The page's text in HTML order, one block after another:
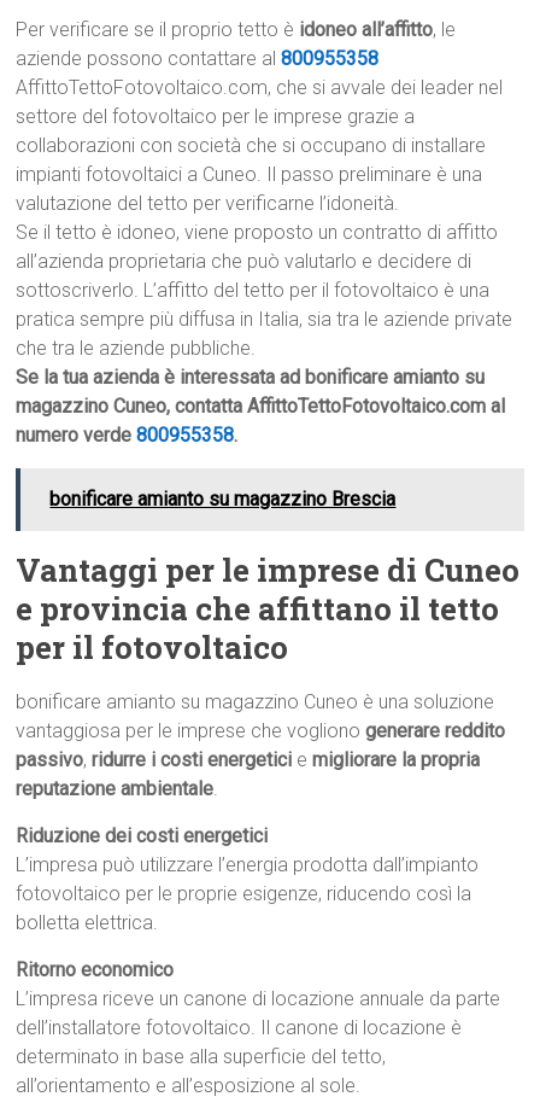
Per verificare se il proprio tetto è idoneo all’affitto, le
aziende possono contattare al800955358
AffittoTettoFotovoltaico.com, che si avvale dei leader nel
settore del fotovoltaico per le imprese grazie a
collaborazioni con società che si occupano di installare
impianti fotovoltaici a Cuneo. Il passo preliminare è una
valutazione del tetto per verificarne l’idoneità.
Se il tetto è idoneo, viene proposto un contratto di affitto
all’azienda proprietaria che può valutarlo e decidere di
sottoscriverlo. L’affitto del tetto per il fotovoltaico è una
pratica sempre più diffusa in Italia, sia tra le aziende private
che tra le aziende pubbliche.
Se la tua azienda è interessata ad bonificare amianto su
magazzino Cuneo, contatta AffittoTettoFotovoltaico.com al
numero verde800955358.
bonificare amianto su magazzino Brescia
Vantaggi per le imprese di Cuneo
e provincia che affittano il tetto
per il fotovoltaico
bonificare amianto su magazzino Cuneo è una soluzione
vantaggiosa per le imprese che voglionogenerare reddito
passivo,ridurre i costi energetici emigliorare la propria
reputazione ambientale.
Riduzione dei costi energetici
L’impresa può utilizzare l’energia prodotta dall’impianto
fotovoltaico per le proprie esigenze, riducendo così la
bolletta elettrica.
Ritorno economico
L’impresa riceve un canone di locazione annuale da parte
dell’installatore fotovoltaico. Il canone di locazione è
determinato in base alla superficie del tetto,
all’orientamento e all’esposizione al sole.